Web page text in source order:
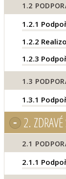
1.2
1.2.1
1.2.2
1.2.3
1.3
1.3.1
2.
2.1
2.1.1